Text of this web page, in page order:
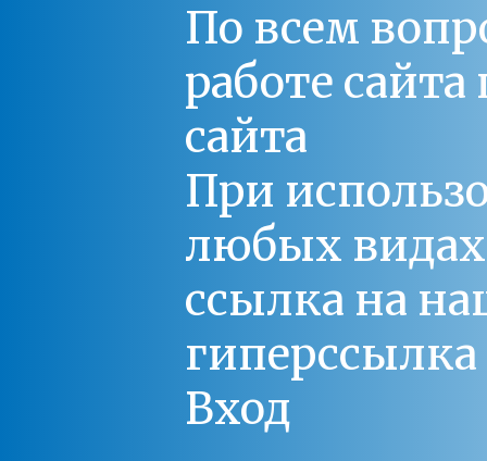
По всем
работе
сайта
При
любых
ссылка на
Вход